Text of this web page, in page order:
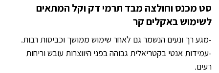
סט מכנס וחולצה מבד תרמי דק וקל המתאים
לשימוש באקלים קר
-מגע רך ונעים הנשמר גם לאחר שימוש ממושך וכביסות רבות.
-עמידות אנטי בקטריאלית גבוהה בפני היווצרות עובש וריחות
רעים.